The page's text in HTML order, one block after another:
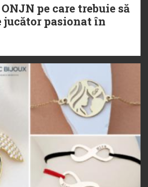
pe care trebuie să
jucător pasionat în